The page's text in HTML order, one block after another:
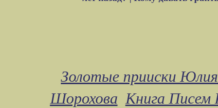
Золотые прииски
Шорохова Книга Писем